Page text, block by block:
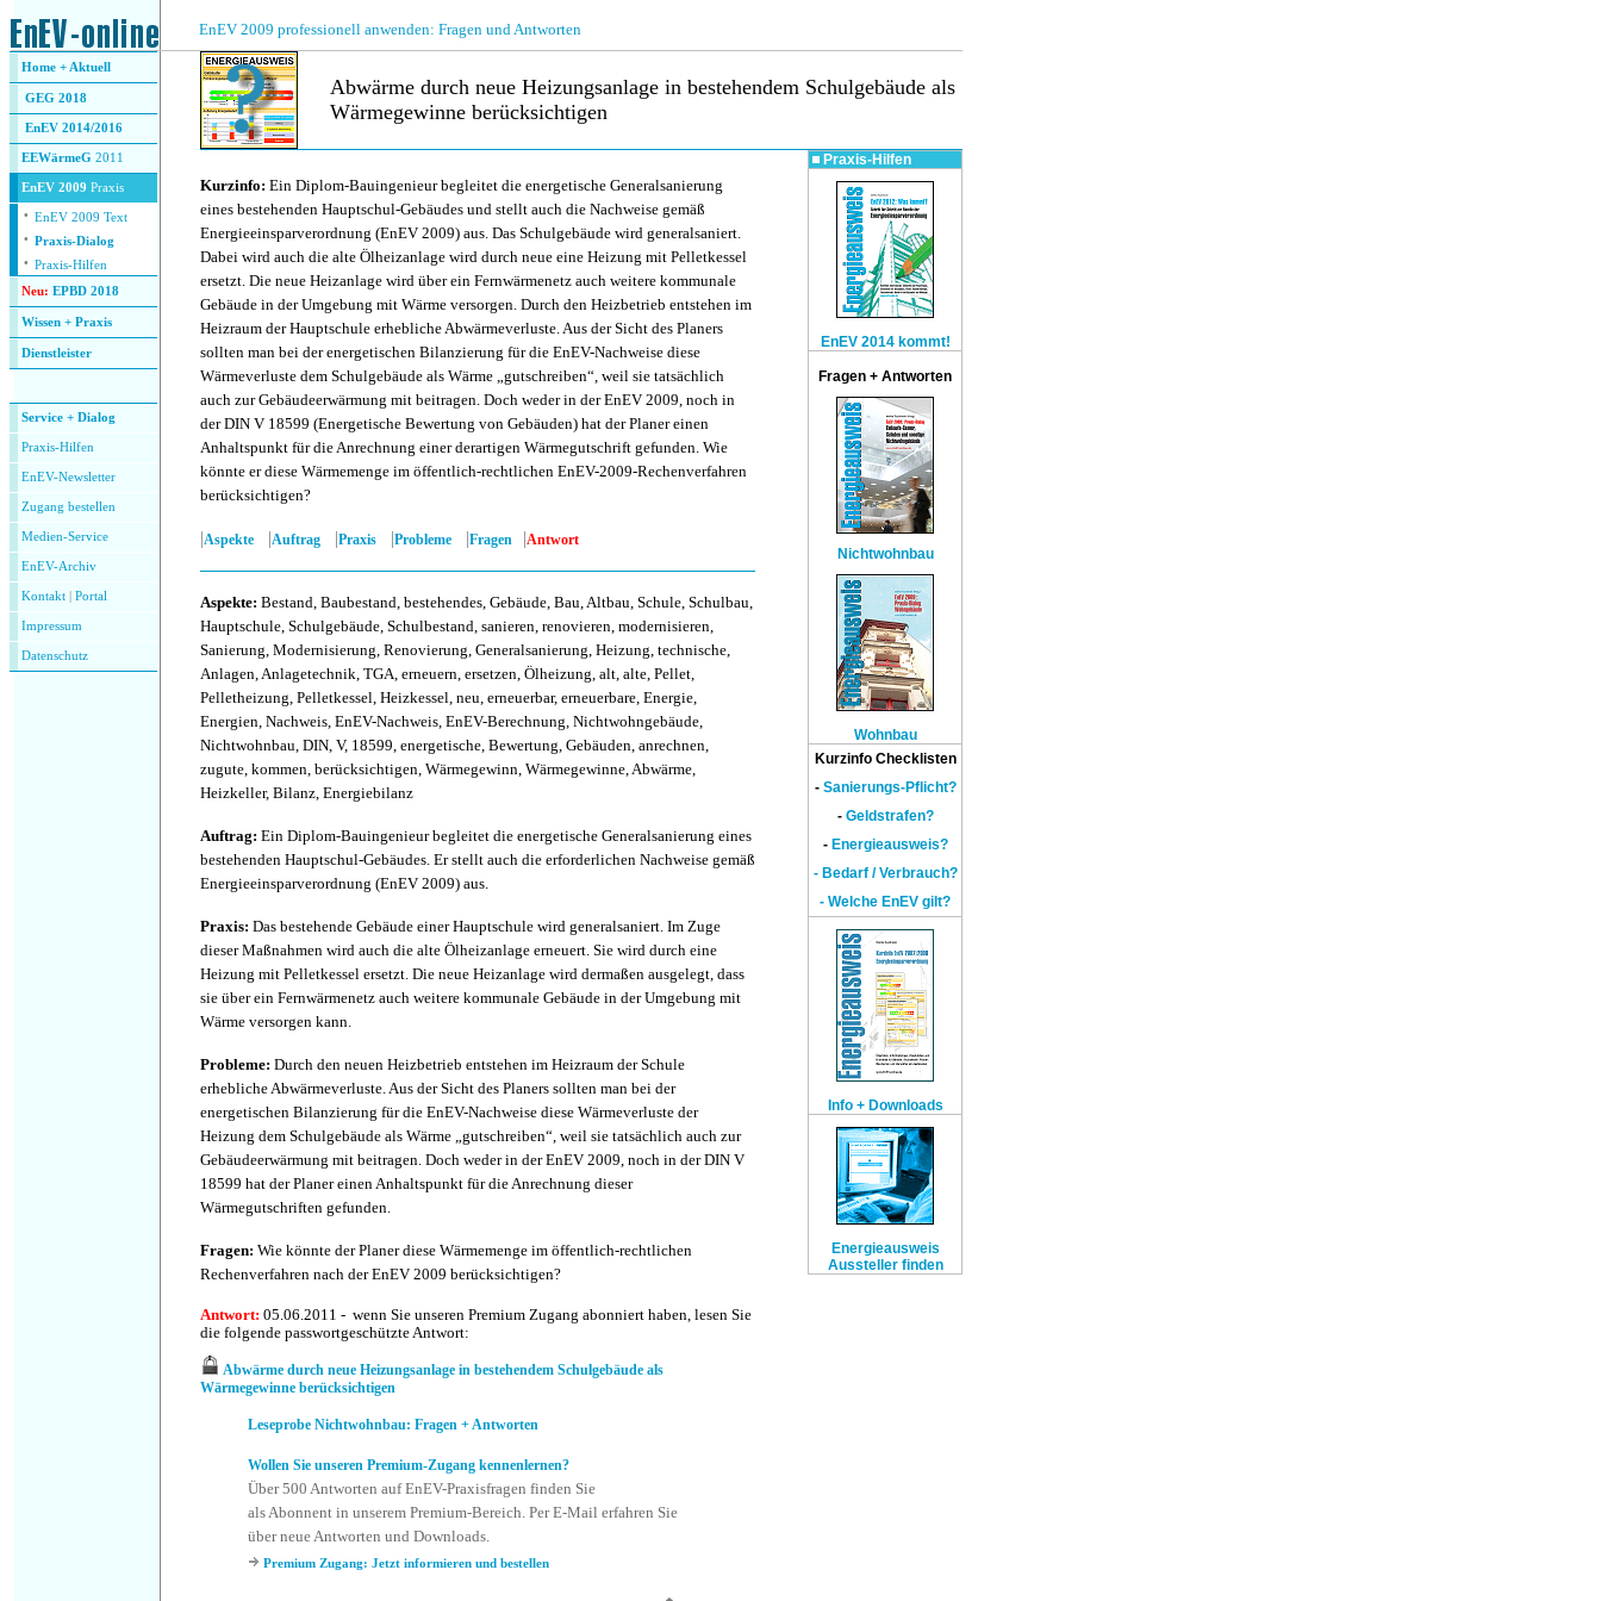
EnEV 2009 professionell anwenden: Fragen und Antworten
Home + Aktuell
GEG 2018
EnEV 2014/2016
EEWärmeG 2011
EnEV 2009 Praxis
· EnEV 2009 Text
· Praxis-Dialog
· Praxis-Hilfen
Neu: EPBD 2018
Wissen + Praxis
Dienstleister
Service + Dialog
Praxis-Hilfen
EnEV-Newsletter
Zugang bestellen
Medien-Service
EnEV-Archiv
Kontakt Portal
Impressum
Datenschutz
Abwärme durch neue Heizungsanlage in bestehendem Schulgebäude als
Wärmegewinne berücksichtigen
Kurzinfo: Ein Diplom-Bauingenieur begleitet die energetische Generalsanierung
eines bestehenden Hauptschul-Gebäudes und stellt auch die Nachweise gemäß
Energieeinsparverordnung (EnEV 2009) aus. Das Schulgebäude wird generalsaniert.
Dabei wird auch die alte Ölheizanlage wird durch neue eine Heizung mit Pelletkessel
ersetzt. Die neue Heizanlage wird über ein Fernwärmenetz auch weitere kommunale
Gebäude in der Umgebung mit Wärme versorgen. Durch den Heizbetrieb entstehen im
Heizraum der Hauptschule erhebliche Abwärmeverluste. Aus der Sicht des Planers
sollten man bei der energetischen Bilanzierung für die EnEV-Nachweise diese
Wärmeverluste dem Schulgebäude als Wärme „gutschreiben“, weil sie tatsächlich
auch zur Gebäudeerwärmung mit beitragen. Doch weder in der EnEV 2009, noch in
der DIN V 18599 (Energetische Bewertung von Gebäuden) hat der Planer einen
Anhaltspunkt für die Anrechnung einer derartigen Wärmegutschrift gefunden. Wie
könnte er diese Wärmemenge im öffentlich-rechtlichen EnEV-2009-Rechenverfahren
berücksichtigen?
|Aspekte |Auftrag |Praxis |Probleme |Fragen |Antwort
Aspekte: Bestand, Baubestand, bestehendes, Gebäude, Bau, Altbau, Schule, Schulbau,
Hauptschule, Schulgebäude, Schulbestand, sanieren, renovieren, modernisieren,
Sanierung, Modernisierung, Renovierung, Generalsanierung, Heizung, technische,
Anlagen, Anlagetechnik, TGA, erneuern, ersetzen, Ölheizung, alt, alte, Pellet,
Pelletheizung, Pelletkessel, Heizkessel, neu, erneuerbar, erneuerbare, Energie,
Energien, Nachweis, EnEV-Nachweis, EnEV-Berechnung, Nichtwohngebäude,
Nichtwohnbau, DIN, V, 18599, energetische, Bewertung, Gebäuden, anrechnen,
zugute, kommen, berücksichtigen, Wärmegewinn, Wärmegewinne, Abwärme,
Heizkeller, Bilanz, Energiebilanz
Auftrag: Ein Diplom-Bauingenieur begleitet die energetische Generalsanierung eines
bestehenden Hauptschul-Gebäudes. Er stellt auch die erforderlichen Nachweise gemäß
Energieeinsparverordnung (EnEV 2009) aus.
Praxis: Das bestehende Gebäude einer Hauptschule wird generalsaniert. Im Zuge
dieser Maßnahmen wird auch die alte Ölheizanlage erneuert. Sie wird durch eine
Heizung mit Pelletkessel ersetzt. Die neue Heizanlage wird dermaßen ausgelegt, dass
sie über ein Fernwärmenetz auch weitere kommunale Gebäude in der Umgebung mit
Wärme versorgen kann.
Probleme: Durch den neuen Heizbetrieb entstehen im Heizraum der Schule
erhebliche Abwärmeverluste. Aus der Sicht des Planers sollten man bei der
energetischen Bilanzierung für die EnEV-Nachweise diese Wärmeverluste der
Heizung dem Schulgebäude als Wärme „gutschreiben“, weil sie tatsächlich auch zur
Gebäudeerwärmung mit beitragen. Doch weder in der EnEV 2009, noch in der DIN V
18599 hat der Planer einen Anhaltspunkt für die Anrechnung dieser
Wärmegutschriften gefunden.
Fragen: Wie könnte der Planer diese Wärmemenge im öffentlich-rechtlichen
Rechenverfahren nach der EnEV 2009 berücksichtigen?
Antwort: 05.06.2011 - wenn Sie unseren Premium Zugang abonniert haben, lesen Sie
die folgende passwortgeschützte Antwort:
Abwärme durch neue Heizungsanlage in bestehendem Schulgebäude als
Wärmegewinne berücksichtigen
Leseprobe Nichtwohnbau: Fragen + Antworten
Wollen Sie unseren Premium-Zugang kennenlernen?
Über 500 Antworten auf EnEV-Praxisfragen finden Sie
als Abonnent in unserem Premium-Bereich. Per E-Mail erfahren Sie
über neue Antworten und Downloads.
Premium Zugang: Jetzt informieren und bestellen
Praxis-Hilfen
EnEV 2014 kommt!
Fragen + Antworten
Nichtwohnbau
Wohnbau
Kurzinfo Checklisten
- Sanierungs-Pflicht?
- Geldstrafen?
- Energieausweis?
- Bedarf / Verbrauch?
- Welche EnEV gilt?
Info + Downloads
Energieausweis
Aussteller finden